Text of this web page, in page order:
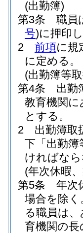
(出勤簿)
第3条
職員
号)に押印
2
前項に規
に定める。
(出勤簿等
第4条
出勤
教育機関
とする。
2
出勤簿取
下「出勤簿
ければな
(年次休暇
第5条
年次
場合を除く
る職員は
育機関の